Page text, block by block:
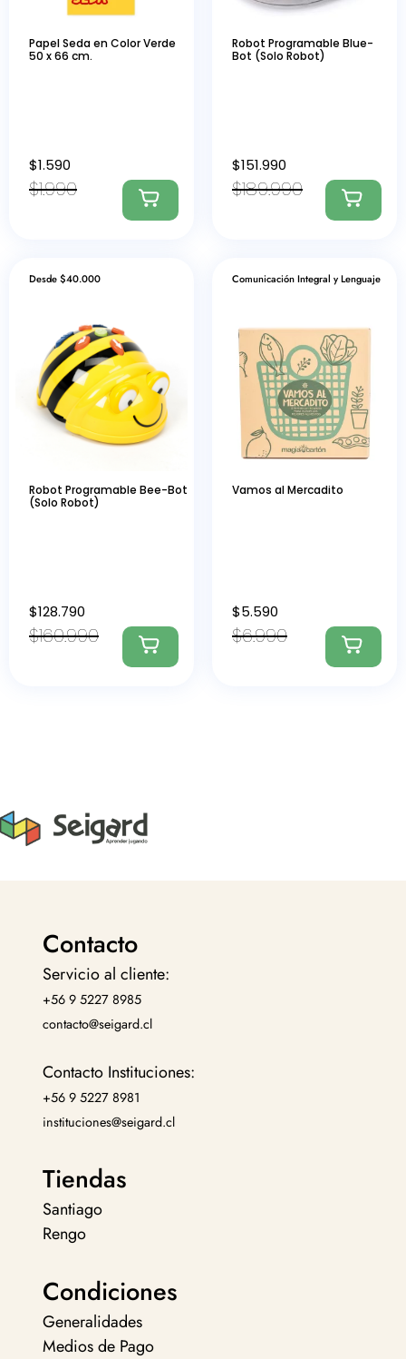
Papel Seda en Color Verde
50 x 66 cm.
$1.990
$1.590
Robot Programable Blue-
Bot (Solo Robot)
$189.990
$151.990
Desde $40.000
Robot Programable Bee-Bot
(Solo Robot)
$160.990
$128.790
Comunicación Integral y Lenguaje
Vamos al Mercadito
$6.990
$5.590
Contacto
Servicio al cliente:
+56 9 5227 8985
contacto@seigard.cl
Contacto Instituciones:
+56 9 5227 8981
instituciones@seigard.cl
Tiendas
Santiago
Rengo
Condiciones
Generalidades
Medios de Pago